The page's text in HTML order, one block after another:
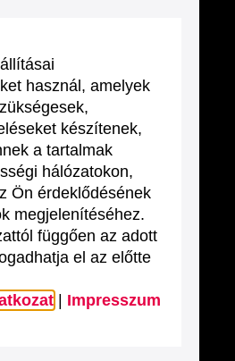
használ, amelyek
készítenek,
a tartalmak
hálózatokon,
Ön érdeklődésének
megjelenítéséhez.
függően az adott
el az előtte
Impresszum